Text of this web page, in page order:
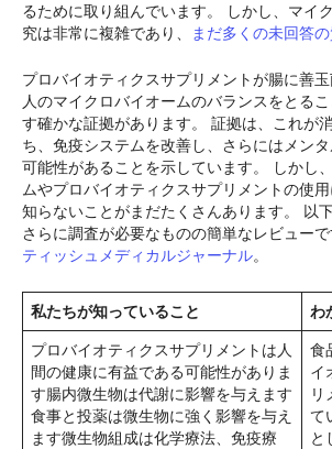
るために取り組んでいます。 しかし、マイ
究は非常に複雑であり、
まだ多くの未回答の
プロバイオティクスサプリメントが腸に善
人のマイクロバイオームのバランスをとる
す確かな証拠があります。 証拠は、これが
ち、免疫システムを改善し、さらにはメン
可能性があることを示しています。 しかし
ムやプロバイオティクスサプリメントの使
知らないことがまだたくさんあります。 以
さらに調査が必要なものの簡単なレビューで
ティッシュメディカルジャーナル。
私たちが知っていること わ
プロバイオティクスサプリメントは人
間の健康に有益である可能性がありま
す腸内微生物は代謝に影響を与えます
食事と投薬は微生物に強く影響を与え
ます微生物組成は化学療法、免疫療
食
イ
リ
て
と